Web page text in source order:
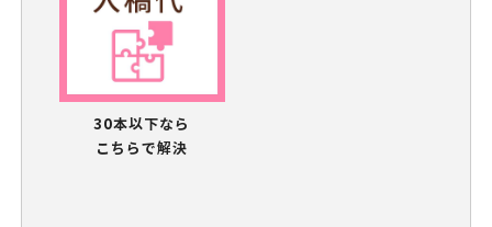
30本以下なら
こちらで解決